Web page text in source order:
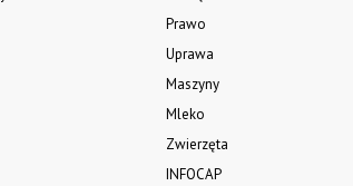
Prawo
Uprawa
Maszyny
Mleko
Zwierzęta
INFOCAP